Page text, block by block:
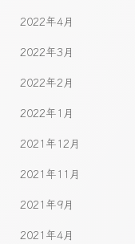
2022年4月
2022年3月
2022年2月
2022年1月
2021年12月
2021年11月
2021年9月
2021年4月